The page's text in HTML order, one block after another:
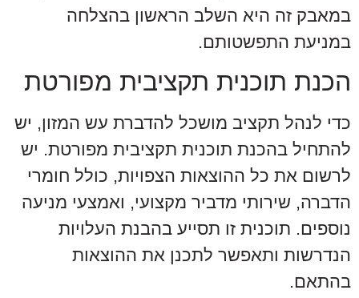
במאבק זה היא השלב הראשון בהצלחה
במניעת התפשטותם.
הכנת תוכנית תקציבית מפורטת
כדי לנהל תקציב מושכל להדברת עש המזון, יש
להתחיל בהכנת תוכנית תקציבית מפורטת. יש
לרשום את כל ההוצאות הצפויות, כולל חומרי
הדברה, שירותי מדביר מקצועי, ואמצעי מניעה
נוספים. תוכנית זו תסייע בהבנת העלויות
הנדרשות ותאפשר לתכנן את ההוצאות
בהתאם.